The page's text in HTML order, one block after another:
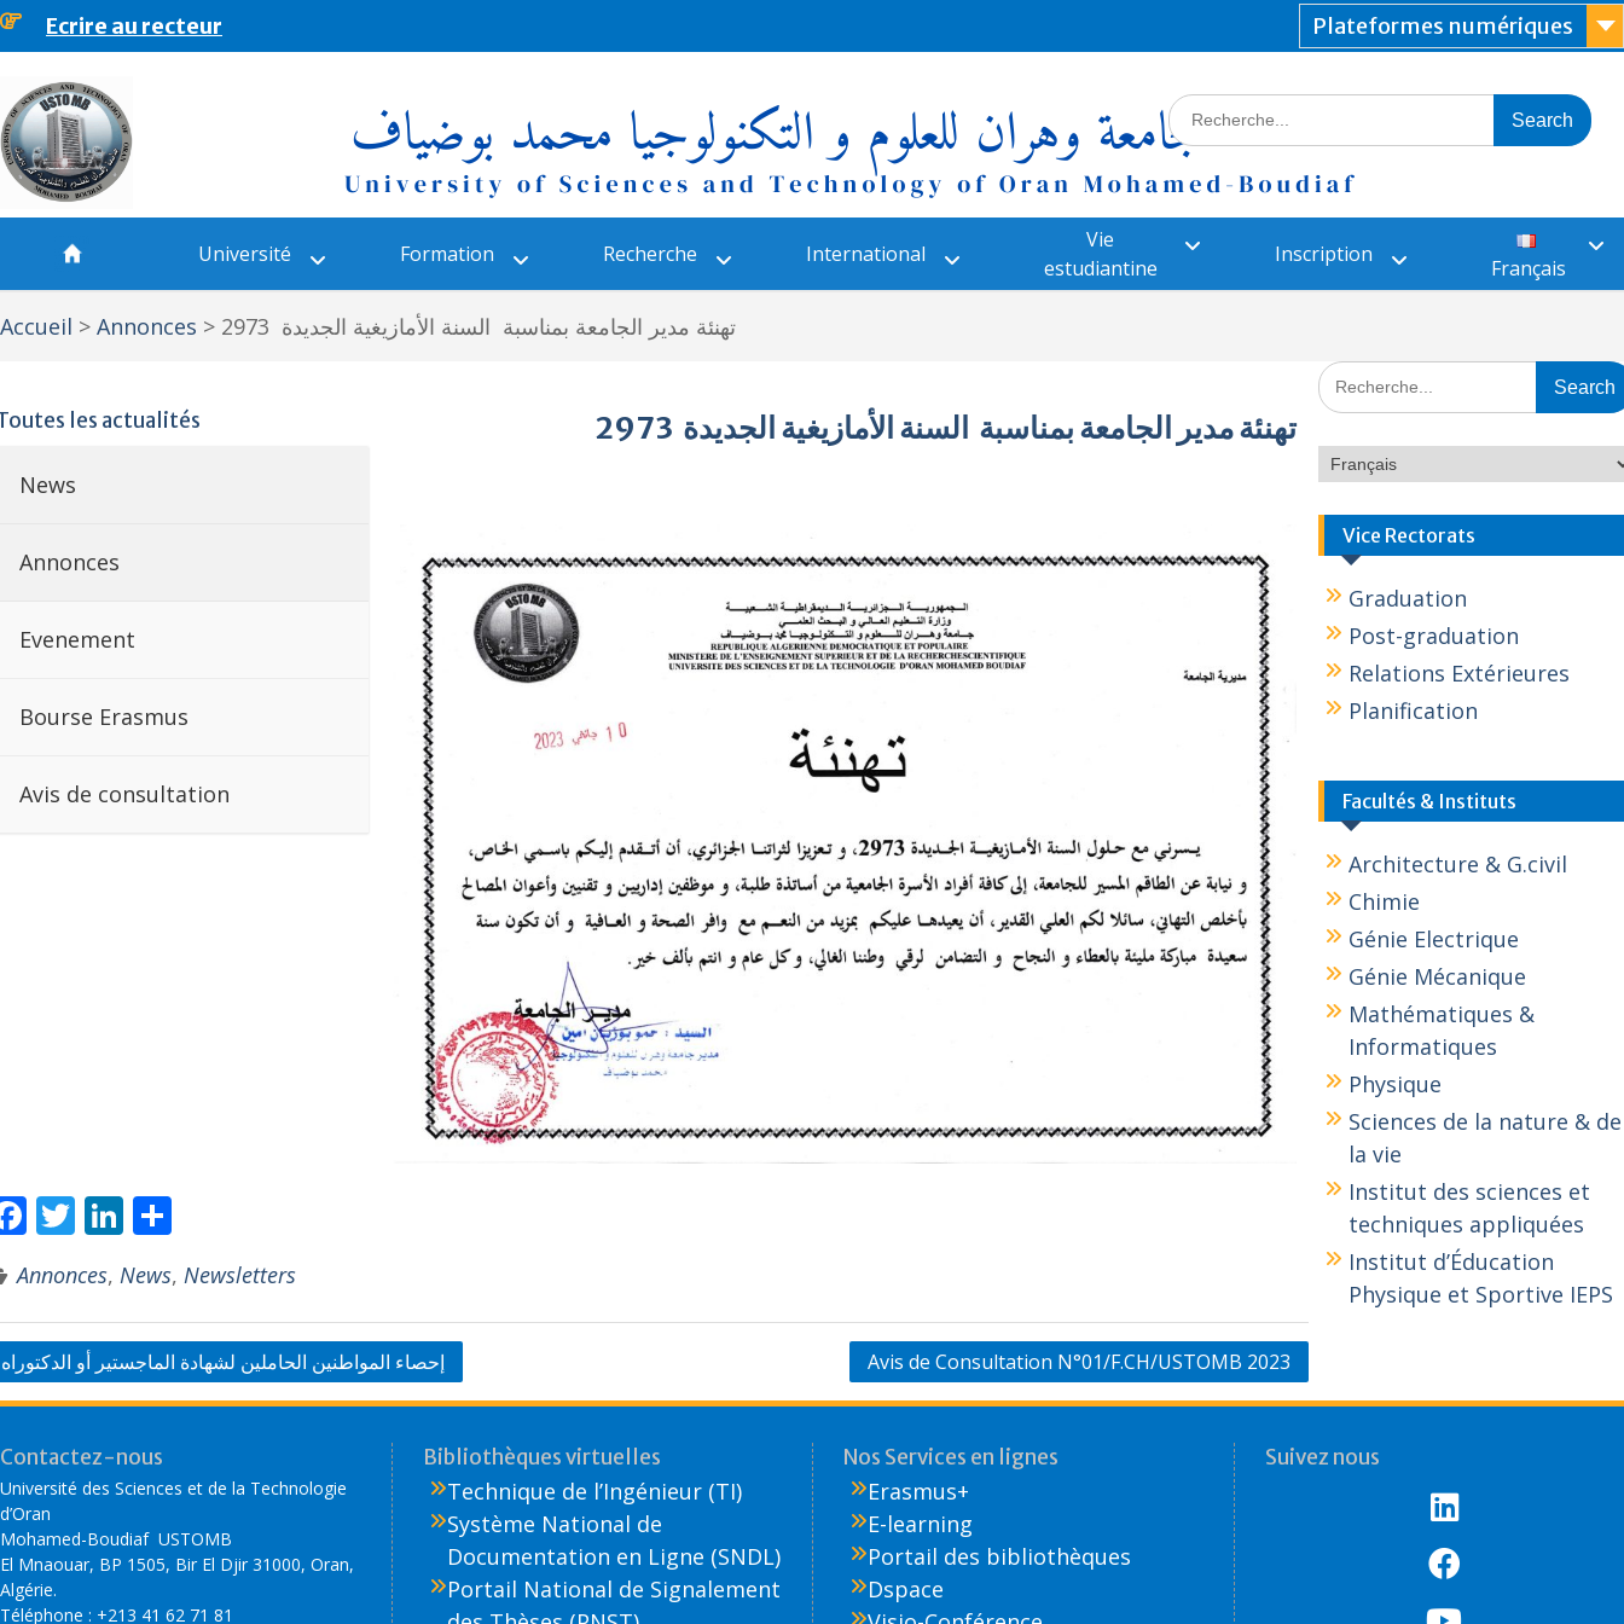
principalEcrire au recteur Plateformes numériques
Université Formation Recherche International
Vie
estudiantine
Inscription
Français
Accueil > Annonces > تهنئة مدير الجامعة بمناسبة السنة الأمازيغية الجديدة 2973
les actualités
News
Annonces
Evenement
Bourse Erasmus
Avis de consultation
تهنئة مدير الجامعة بمناسبة السنة الأمازيغية الجديدة 2973
F
e
b
o
o
k
T
itt
er
Li
n
k
e
dI
n
ar
ta
g
er
Annonces, News, Newsletters
إحصاء المواطنين الحاملين لشهادة الماجستير أو الدكتوراه Avis de Consultation N°01/F.CH/USTOMB 2023
Vice Rectorats
Graduation
Post-graduation
Relations Extérieures
Planification
Facultés & Instituts
Architecture & G.civil
Chimie
Génie Electrique
Génie Mécanique
Mathématiques &
Informatiques
Physique
Sciences de la nature & de
la vie
Institut des sciences et
techniques appliquées
Institut d’Éducation
Physique et Sportive IEPS
Contactez-nous
Université des Sciences et de la Technologie
d’Oran
Mohamed-Boudiaf USTOMB
El Mnaouar, BP 1505, Bir El Djir 31000, Oran,
Algérie.
Téléphone : +213 41 62 71 81
Bibliothèques virtuelles
Technique de l’Ingénieur (TI)
Système National de
Documentation en Ligne (SNDL)
Portail National de Signalement
Nos Services en lignes
Erasmus+
E-learning
Portail des bibliothèques
Dspace
Suivez nous